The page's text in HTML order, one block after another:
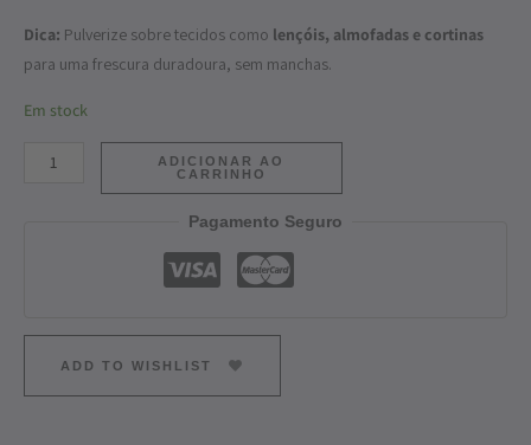
Dica: Pulverize sobre tecidos como lençóis, almofadas e cortinas
para uma frescura duradoura, sem manchas.
Em stock
ADICIONAR AO
CARRINHO
Pagamento Seguro
ADD TO WISHLIST